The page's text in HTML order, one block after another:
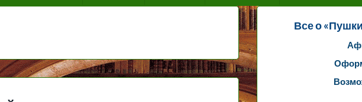
Все о